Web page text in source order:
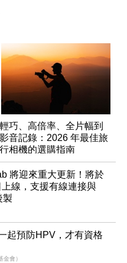
輕巧、高倍率、全片幅到
影音記錄：2026 年最佳旅
行相機的選購指南
將迎來重大更新！將於
線，支援有線連接與
製
起預防HPV，才有資格
金會）